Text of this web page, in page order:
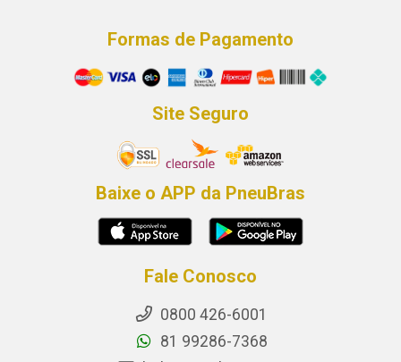
Formas de Pagamento
Site Seguro
Baixe o APP da PneuBras
Fale Conosco
0800 426-6001
81 99286-7368